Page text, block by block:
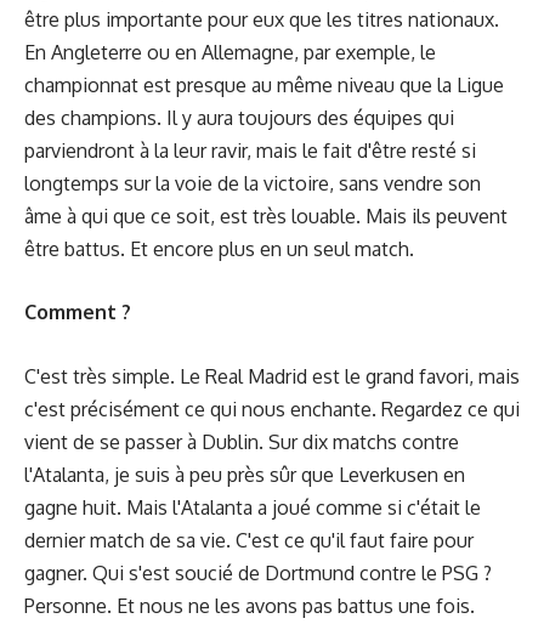
être plus importante pour eux que les titres nationaux.
En Angleterre ou en Allemagne, par exemple, le
championnat est presque au même niveau que la Ligue
des champions. Il y aura toujours des équipes qui
parviendront à la leur ravir, mais le fait d'être resté si
longtemps sur la voie de la victoire, sans vendre son
âme à qui que ce soit, est très louable. Mais ils peuvent
être battus. Et encore plus en un seul match.
Comment ?
C'est très simple. Le Real Madrid est le grand favori, mais
c'est précisément ce qui nous enchante. Regardez ce qui
vient de se passer à Dublin. Sur dix matchs contre
l'Atalanta, je suis à peu près sûr que Leverkusen en
gagne huit. Mais l'Atalanta a joué comme si c'était le
dernier match de sa vie. C'est ce qu'il faut faire pour
gagner. Qui s'est soucié de Dortmund contre le PSG ?
Personne. Et nous ne les avons pas battus une fois.